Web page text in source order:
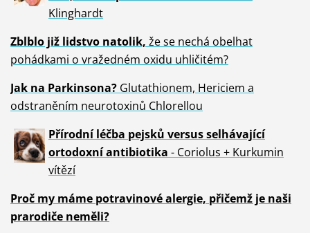
Klinghardt
Zblblo již lidstvo natolik, že se nechá obelhat
pohádkami o vražedném oxidu uhličitém?
Jak na Parkinsona?Glutathionem, Hericiem a
odstraněním neurotoxinů Chlorellou
Přírodní léčba pejsků versus selhávající
ortodoxní antibiotika - Coriolus + Kurkumin
vítězí
Proč my máme potravinové alergie, přičemž je naši
prarodiče neměli?